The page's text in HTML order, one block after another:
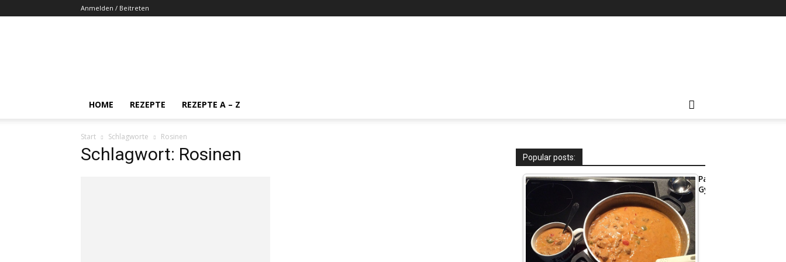
Anmelden / Beitreten
HOME REZEPTE REZEPTE A – Z
Start Schlagworte Rosinen
Schlagwort: Rosinen Popular posts:
Party-
Gyrossuppe